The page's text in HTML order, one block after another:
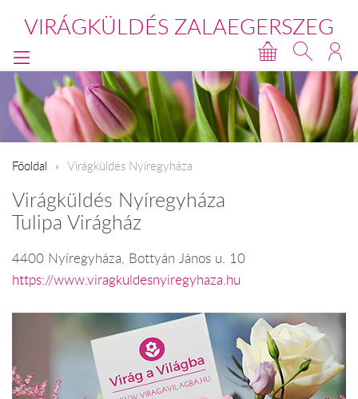
VIRÁGKÜLDÉS ZALAEGERSZEG
Főoldal Virágküldés Nyíregyháza
Virágküldés Nyíregyháza
Tulipa Virágház
4400 Nyíregyháza, Bottyán János u. 10
https://www.viragkuldesnyiregyhaza.hu